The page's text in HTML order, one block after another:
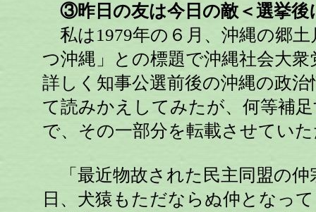
③昨日の友は今日の敵＜選挙後
私は1979年の６月、沖縄の郷
つ沖縄」との標題で沖縄社会大
詳しく知事公選前後の沖縄の政
て読みかえしてみたが、何等補
で、その一部分を転載させてい
「最近物故された民主同盟の仲
日、犬猿もただならぬ仲となっ